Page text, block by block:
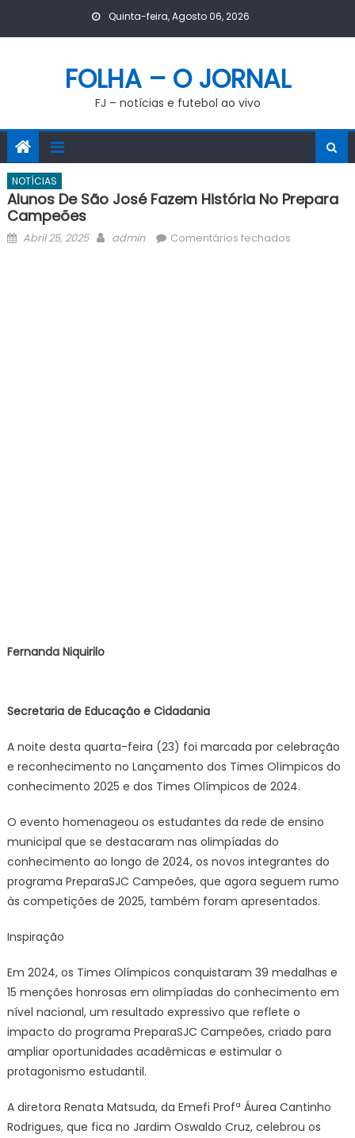
Quinta-feira, Agosto 06, 2026
FOLHA – O JORNAL
FJ – notícias e futebol ao vivo
NOTÍCIAS
Alunos De São José Fazem História No Prepara
Campeões
Posted
Abril 25, 2025 Author
admin Comentários fechadosem
Fernanda Niquirilo
Secretaria de Educação e Cidadania
A noite desta quarta-feira (23) foi marcada por celebração
e reconhecimento no Lançamento dos Times Olímpicos do
conhecimento 2025 e dos Times Olímpicos de 2024.
O evento homenageou os estudantes da rede de ensino
municipal que se destacaram nas olimpíadas do
conhecimento ao longo de 2024, os novos integrantes do
programa PreparaSJC Campeões, que agora seguem rumo
às competições de 2025, também foram apresentados.
Inspiração
Em 2024, os Times Olímpicos conquistaram 39 medalhas e
15 menções honrosas em olimpíadas do conhecimento em
nível nacional, um resultado expressivo que reflete o
impacto do programa PreparaSJC Campeões, criado para
ampliar oportunidades acadêmicas e estimular o
protagonismo estudantil.
A diretora Renata Matsuda, da Emefi Profª Áurea Cantinho
Rodrigues, que fica no Jardim Oswaldo Cruz, celebrou os